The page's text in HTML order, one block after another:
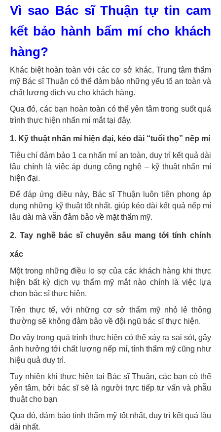
Vì sao Bác sĩ Thuận tự tin cam
kết bảo hành bấm mí cho khách
hàng?
Khác biệt hoàn toàn với các cơ sở khác, Trung tâm thẩm
mỹ Bác sĩ Thuận có thể đảm bảo những yếu tố an toàn và
chất lượng dịch vụ cho khách hàng.
Qua đó, các bạn hoàn toàn có thể yên tâm trong suốt quá
trình thực hiện nhấn mí mắt tại đây.
1. Kỹ thuật nhấn mí hiện đại, kéo dài “tuổi thọ” nếp mí
Tiêu chí đảm bảo 1 ca nhấn mí an toàn, duy trì kết quả dài
lâu chính là việc áp dụng công nghệ – kỹ thuật nhấn mí
hiện đại.
Để đáp ứng điều này, Bác sĩ Thuận luôn tiên phong áp
dụng những kỹ thuật tốt nhất. giúp kéo dài kết quả nếp mí
lâu dài mà vẫn đảm bảo về mặt thẩm mỹ.
2. Tay nghề bác sĩchuyên sâu mang tới tính chính
xác
Một trong những điều lo sợ của các khách hàng khi thực
hiện bất kỳ dịch vụ thẩm mỹ mắt nào chính là việc lựa
chọn bác sĩ thực hiện.
Trên thực tế, với những cơ sở thẩm mỹ nhỏ lẻ thông
thường sẽ không đảm bảo về đội ngũ bác sĩ thực hiện.
Do vậy trong quá trình thực hiện có thể xảy ra sai sót, gây
ảnh hưởng tới chất lượng nếp mí, tính thẩm mỹ cũng như
hiệu quả duy trì.
Tuy nhiên khi thực hiện tại Bác sĩ Thuận, các bạn có thể
yên tâm, bởi bác sĩ sẽ là người trực tiếp tư vấn và phẫu
thuật cho bạn
Qua đó, đảm bảo tính thẩm mỹ tốt nhất, duy trì kết quả lâu
dài nhất.